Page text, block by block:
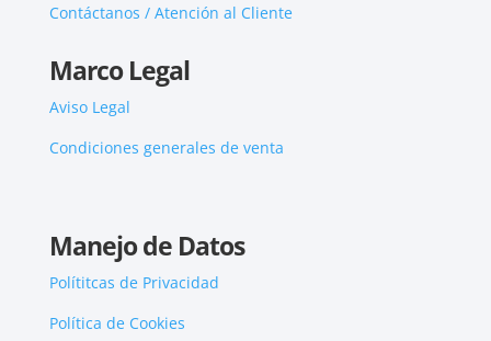
Contáctanos / Atención al Cliente
Marco Legal
Aviso Legal
Condiciones generales de venta
Manejo de Datos
Polítitcas de Privacidad
Política de Cookies